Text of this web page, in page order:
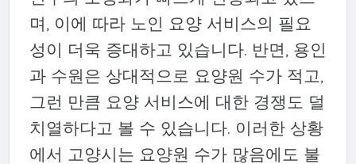
며, 이에 따라 노인 요양 서비스의 필요
성이 더욱 증대하고 있습니다. 반면, 용인
과 수원은 상대적으로 요양원 수가 적고,
그런 만큼 요양 서비스에 대한 경쟁도 덜
치열하다고 볼 수 있습니다. 이러한 상황
에서 고양시는 요양원 수가 많음에도 불